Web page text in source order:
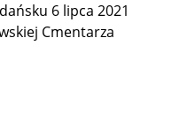
6 lipca 2021
Cmentarza